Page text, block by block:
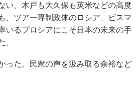
い。木戸も大久保も英米などの高度
、ツアー専制政体のロシア、ビスマ
いるプロシアにこそ日本の未来の手
。
った。民衆の声を汲み取る余裕など